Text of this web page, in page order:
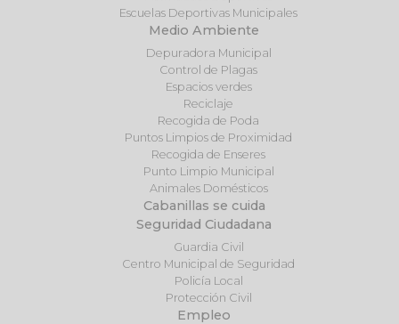
Escuelas Deportivas Municipales
Medio Ambiente
Depuradora Municipal
Control de Plagas
Espacios verdes
Reciclaje
Recogida de Poda
Puntos Limpios de Proximidad
Recogida de Enseres
Punto Limpio Municipal
Animales Domésticos
Cabanillas se cuida
Seguridad Ciudadana
Guardia Civil
Centro Municipal de Seguridad
Policía Local
Protección Civil
Empleo